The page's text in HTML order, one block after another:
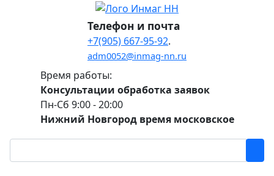
Телефон и почта
+7(905) 667-95-92.
adm0052@inmag-nn.ru
Время работы:
Консультации обработка заявок
Пн-Сб 9:00 - 20:00
Нижний Новгород время московское